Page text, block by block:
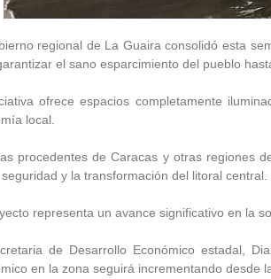
regional de La Guaira consolidó esta
el sano esparcimiento del pueblo
ofrece espacios completamente
local.
procedentes de Caracas y otras regiones
y la transformación del litoral central.
representa un avance significativo en la
de Desarrollo Económico estadal,
en la zona seguirá incrementando desde